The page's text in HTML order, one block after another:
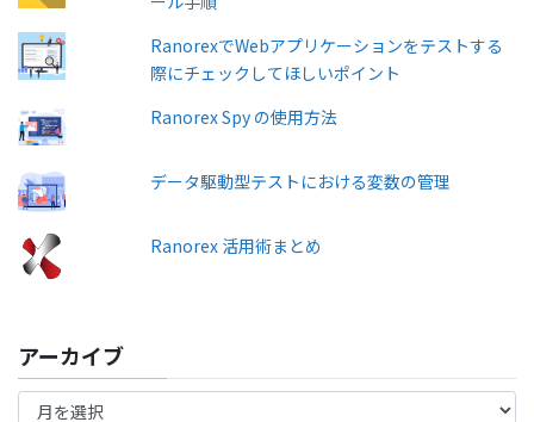
RanorexでWebアプリケーションをテストする
際にチェックしてほしいポイント
Ranorex Spy の使用方法
データ駆動型テストにおける変数の管理
Ranorex 活用術まとめ
アーカイブ